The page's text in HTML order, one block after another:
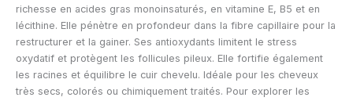
richesse en acides gras monoinsaturés, en vitamine E, B5 et en
lécithine. Elle pénètre en profondeur dans la fibre capillaire pour la
restructurer et la gainer. Ses antioxydants limitent le stress
oxydatif et protègent les follicules pileux. Elle fortifie également
les racines et équilibre le cuir chevelu. Idéale pour les cheveux
très secs, colorés ou chimiquement traités. Pour explorer les